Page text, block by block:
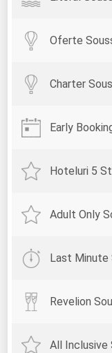
Oferte
Charter
Early
Hoteluri 5
Adult Only
Last Minute
Revelion
All Inclusive